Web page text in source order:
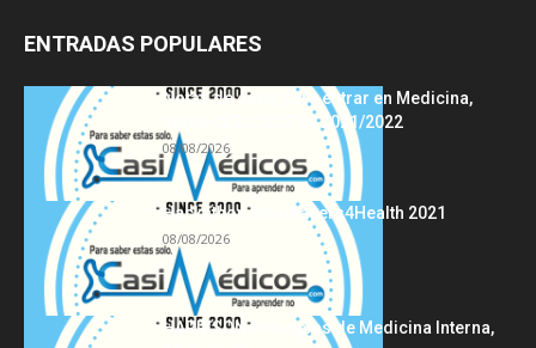
ENTRADAS POPULARES
Notas de corte para entrar en Medicina,
curso 2022/2023 vs 2021/2022
08/08/2026
Hackathon Innomakers4Health 2021
08/08/2026
HARRISON Principios de Medicina Interna,